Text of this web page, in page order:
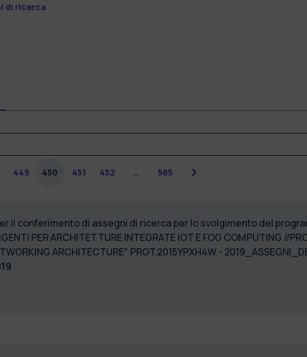
di ricerca
449 450 451 452 … 585 Successiva
il conferimento di assegni di ricerca per lo svolgimento del
PER ARCHITETTURE INTEGRATE IOT E FOG COMPUTING //
ARCHITECTURE" PROT.2015YPXH4W -